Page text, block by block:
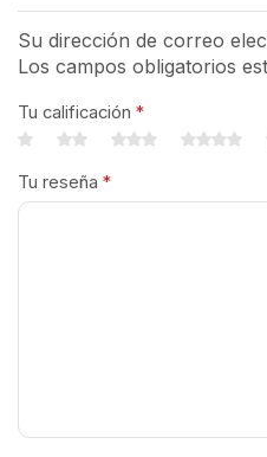
Su dirección de correo
Los campos obligatorios
Tu calificación *
Tu reseña *